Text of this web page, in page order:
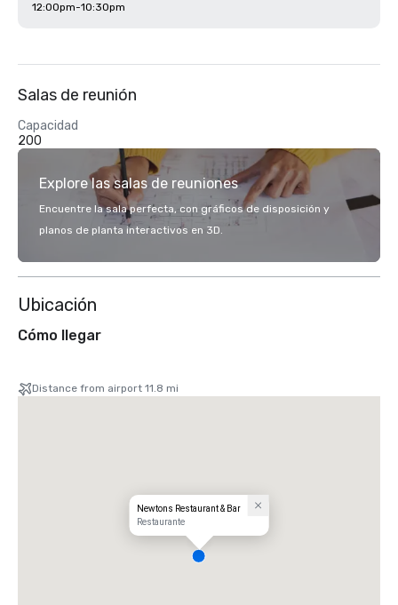
12:00pm-10:30pm
Salas de reunión
Capacidad
200
Explore las salas de reuniones
Encuentre la sala perfecta, con gráficos de disposición y
planos de planta interactivos en 3D.
Ubicación
Cómo llegar
Distance from airport 11.8 mi
Newtons Restaurant & Bar
Restaurante